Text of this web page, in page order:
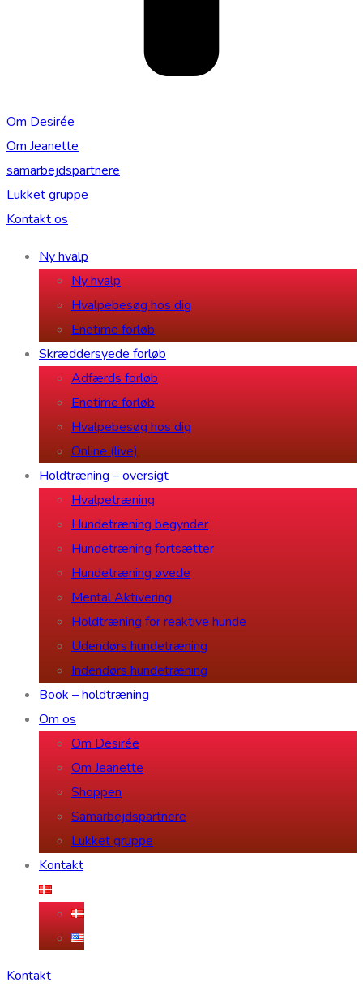
Om Desirée
Om Jeanette
samarbejdspartnere
Lukket gruppe
Kontakt os
Ny hvalp
Ny hvalp
Hvalpebesøg hos dig
Enetime forløb
Skræddersyede forløb
Adfærds forløb
Enetime forløb
Hvalpebesøg hos dig
Online (live)
Holdtræning – oversigt
Hvalpetræning
Hundetræning begynder
Hundetræning fortsætter
Hundetræning øvede
Mental Aktivering
Holdtræning for reaktive hunde
Udendørs hundetræning
Indendørs hundetræning
Book – holdtræning
Om os
Om Desirée
Om Jeanette
Shoppen
Samarbejdspartnere
Lukket gruppe
Kontakt
Kontakt